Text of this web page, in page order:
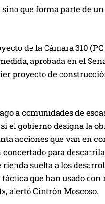
que forma parte de
de la Cámara 310
aprobada en el
proyecto de
a comunidades de
el gobierno designa la
acciones que van en
para
suelta a los
que han usado con
alertó Cintrón Moscoso.